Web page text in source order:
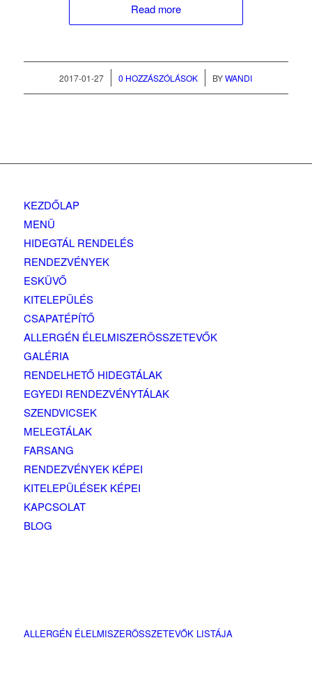
Read more
2017-01-27
/ 0 HOZZÁSZÓLÁSOK
/ BYWANDI
KEZDŐLAP
MENÜ
HIDEGTÁL RENDELÉS
RENDEZVÉNYEK
ESKÜVŐ
KITELEPÜLÉS
CSAPATÉPÍTŐ
ALLERGÉN ÉLELMISZERÖSSZETEVŐK
GALÉRIA
RENDELHETŐ HIDEGTÁLAK
EGYEDI RENDEZVÉNYTÁLAK
SZENDVICSEK
MELEGTÁLAK
FARSANG
RENDEZVÉNYEK KÉPEI
KITELEPÜLÉSEK KÉPEI
KAPCSOLAT
BLOG
ALLERGÉN ÉLELMISZERÖSSZETEVŐK LISTÁJA